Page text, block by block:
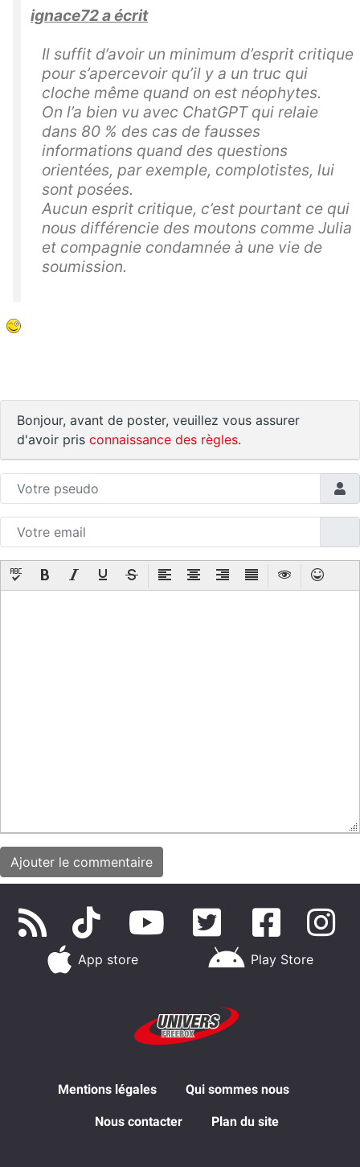
ignace72 a écrit
Il suffit d’avoir un minimum d’esprit critique
pour s’apercevoir qu’il y a un truc qui
cloche même quand on est néophytes.
On l’a bien vu avec ChatGPT qui relaie
dans 80 % des cas de fausses
informations quand des questions
orientées, par exemple, complotistes, lui
sont posées.
Aucun esprit critique, c’est pourtant ce qui
nous différencie des moutons comme Julia
et compagnie condamnée à une vie de
soumission.
Bonjour, avant de poster, veuillez vous assurer
d'avoir pris connaissance des règles.
App store Play Store
Mentions légales Qui sommes nous
Nous contacter Plan du site